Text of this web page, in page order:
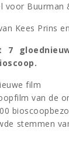
voor Buurman
Kees Prins
7
film
van de
stemmen